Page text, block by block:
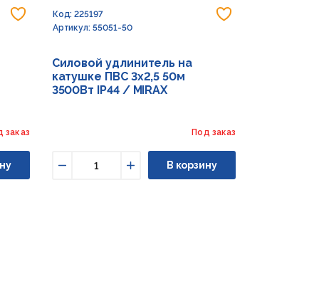
Добавить в избранное
заказ
Код: 225197
Артикул: 55051-50
Силовой удлинитель на
катушке ПВС 3х2,5 50м
3500Вт IP44 / MIRAX
Под заказ
Увеличить
В корзину